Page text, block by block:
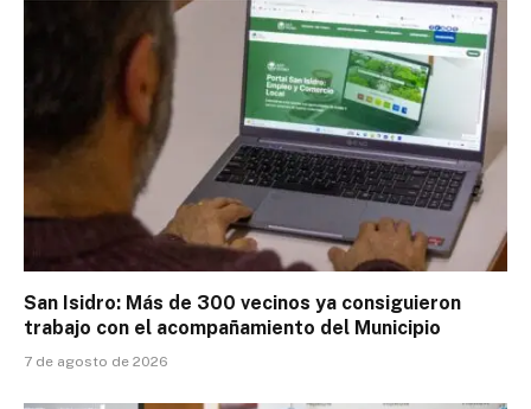
San Isidro: Más de 300 vecinos ya consiguieron
trabajo con el acompañamiento del Municipio
7 de agosto de 2026